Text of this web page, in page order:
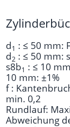
d1 : ≤ 50 mm:
d2 : ≤ 50 mm:
s8b1 : ≤ 10
10 mm: ±1%
f :
min. 0,2
Rundlauf:
Abweichung